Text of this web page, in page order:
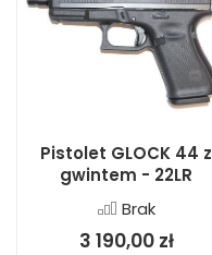
Pistolet GLOCK 44 z
gwintem - 22LR
Brak
3 190,00 zł